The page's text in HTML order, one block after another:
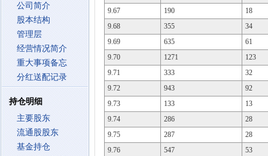
公司简介
股本结构
管理层
经营情况简介
重大事项备忘
分红送配记录
持仓明细
主要股东
流通股股东
基金持仓
9.67
190
18
9.68
355
34
9.69
635
61
9.70
1271
123
9.71
333
32
9.72
943
92
9.73
133
13
9.74
286
28
9.75
287
28
9.76
547
53